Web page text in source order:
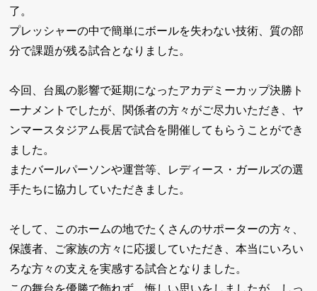
了。
プレッシャーの中で簡単にボールを失わない技術、質の部
分で課題が残る試合となりました。
今回、台風の影響で延期になったアカデミーカップ決勝ト
ーナメントでしたが、関係者の方々がご尽力いただき、ヤ
ンマースタジアム長居で試合を開催してもらうことができ
ました。
またバールパーソンや運営等、レディース・ガールズの選
手たちに協力していただきました。
そして、このホームの地でたくさんのサポーターの方々、
保護者、ご家族の方々に応援していただき、本当にいろい
ろな方々の支えを実感する試合となりました。